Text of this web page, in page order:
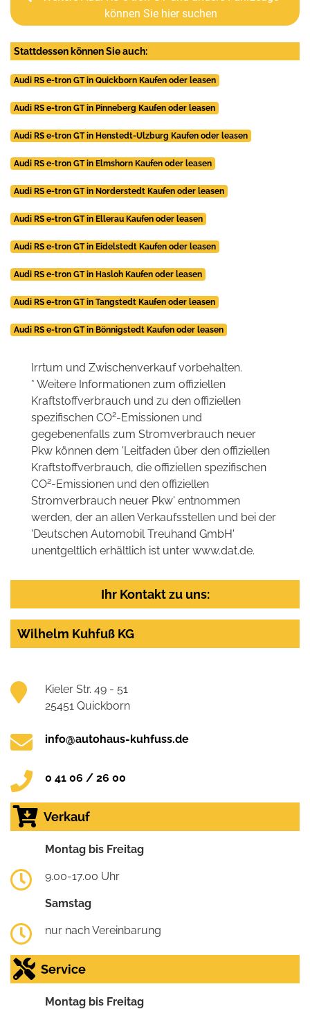
können Sie hier suchen
Stattdessen können Sie auch:
Audi RS e-tron GT in Quickborn Kaufen oder leasen
Audi RS e-tron GT in Pinneberg Kaufen oder leasen
Audi RS e-tron GT in Henstedt-Ulzburg Kaufen oder leasen
Audi RS e-tron GT in Elmshorn Kaufen oder leasen
Audi RS e-tron GT in Norderstedt Kaufen oder leasen
Audi RS e-tron GT in Ellerau Kaufen oder leasen
Audi RS e-tron GT in Eidelstedt Kaufen oder leasen
Audi RS e-tron GT in Hasloh Kaufen oder leasen
Audi RS e-tron GT in Tangstedt Kaufen oder leasen
Audi RS e-tron GT in Bönnigstedt Kaufen oder leasen
Irrtum und Zwischenverkauf vorbehalten.
* Weitere Informationen zum offiziellen
Kraftstoffverbrauch und zu den offiziellen
spezifischen CO2-Emissionen und
gegebenenfalls zum Stromverbrauch neuer
Pkw können dem 'Leitfaden über den offiziellen
Kraftstoffverbrauch, die offiziellen spezifischen
CO2-Emissionen und den offiziellen
Stromverbrauch neuer Pkw' entnommen
werden, der an allen Verkaufsstellen und bei der
'Deutschen Automobil Treuhand GmbH'
unentgeltlich erhältlich ist unter www.dat.de.
Ihr Kontakt zu uns:
Wilhelm Kuhfuß KG
Kieler Str. 49 - 51
25451 Quickborn
info@autohaus-kuhfuss.de
0 41 06 / 26 00
Verkauf
Montag bis Freitag
9.00-17.00 Uhr
Samstag
nur nach Vereinbarung
Service
Montag bis Freitag